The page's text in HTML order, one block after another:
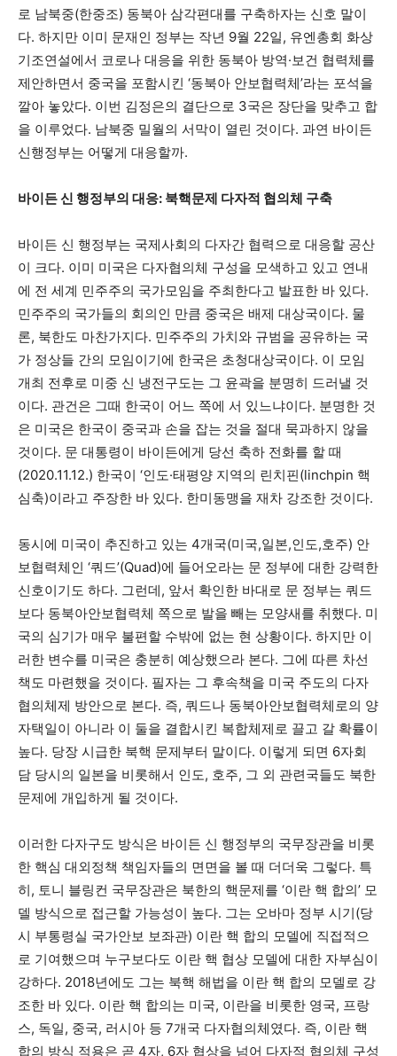
로 남북중(한중조) 동북아 삼각편대를 구축하자는 신호 말이
다. 하지만 이미 문재인 정부는 작년 9월 22일, 유엔총회 화상
기조연설에서 코로나 대응을 위한 동북아 방역·보건 협력체를
제안하면서 중국을 포함시킨 ‘동북아 안보협력체’라는 포석을
깔아 놓았다. 이번 김정은의 결단으로 3국은 장단을 맞추고 합
을 이루었다. 남북중 밀월의 서막이 열린 것이다. 과연 바이든
신행정부는 어떻게 대응할까.
바이든 신 행정부의 대응: 북핵문제 다자적 협의체 구축
바이든 신 행정부는 국제사회의 다자간 협력으로 대응할 공산
이 크다. 이미 미국은 다자협의체 구성을 모색하고 있고 연내
에 전 세계 민주주의 국가모임을 주최한다고 발표한 바 있다.
민주주의 국가들의 회의인 만큼 중국은 배제 대상국이다. 물
론, 북한도 마찬가지다. 민주주의 가치와 규범을 공유하는 국
가 정상들 간의 모임이기에 한국은 초청대상국이다. 이 모임
개최 전후로 미중 신 냉전구도는 그 윤곽을 분명히 드러낼 것
이다. 관건은 그때 한국이 어느 쪽에 서 있느냐이다. 분명한 것
은 미국은 한국이 중국과 손을 잡는 것을 절대 묵과하지 않을
것이다. 문 대통령이 바이든에게 당선 축하 전화를 할 때
(2020.11.12.) 한국이 ‘인도·태평양 지역의 린치핀(linchpin 핵
심축)이라고 주장한 바 있다. 한미동맹을 재차 강조한 것이다.
동시에 미국이 추진하고 있는 4개국(미국,일본,인도,호주) 안
보협력체인 ‘쿼드’(Quad)에 들어오라는 문 정부에 대한 강력한
신호이기도 하다. 그런데, 앞서 확인한 바대로 문 정부는 쿼드
보다 동북아안보협력체 쪽으로 발을 빼는 모양새를 취했다. 미
국의 심기가 매우 불편할 수밖에 없는 현 상황이다. 하지만 이
러한 변수를 미국은 충분히 예상했으라 본다. 그에 따른 차선
책도 마련했을 것이다. 필자는 그 후속책을 미국 주도의 다자
협의체제 방안으로 본다. 즉, 쿼드나 동북아안보협력체로의 양
자택일이 아니라 이 둘을 결합시킨 복합체제로 끌고 갈 확률이
높다. 당장 시급한 북핵 문제부터 말이다. 이렇게 되면 6자회
담 당시의 일본을 비롯해서 인도, 호주, 그 외 관련국들도 북한
문제에 개입하게 될 것이다.
이러한 다자구도 방식은 바이든 신 행정부의 국무장관을 비롯
한 핵심 대외정책 책임자들의 면면을 볼 때 더더욱 그렇다. 특
히, 토니 블링컨 국무장관은 북한의 핵문제를 ‘이란 핵 합의’ 모
델 방식으로 접근할 가능성이 높다. 그는 오바마 정부 시기(당
시 부통령실 국가안보 보좌관) 이란 핵 합의 모델에 직접적으
로 기여했으며 누구보다도 이란 핵 협상 모델에 대한 자부심이
강하다. 2018년에도 그는 북핵 해법을 이란 핵 합의 모델로 강
조한 바 있다. 이란 핵 합의는 미국, 이란을 비롯한 영국, 프랑
스, 독일, 중국, 러시아 등 7개국 다자협의체였다. 즉, 이란 핵
합의 방식 적용은 곧 4자, 6자 협상을 넘어 다자적 협의체 구성